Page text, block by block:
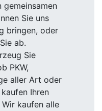
gemeinsamen
Sie uns
bringen, oder
ab.
Sie
PKW,
aller Art oder
Ihren
kaufen alle